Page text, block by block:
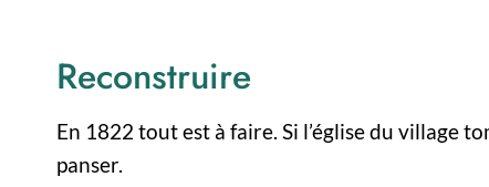
Reconstruire
En 1822 tout est à faire. Si l’église du village
panser.